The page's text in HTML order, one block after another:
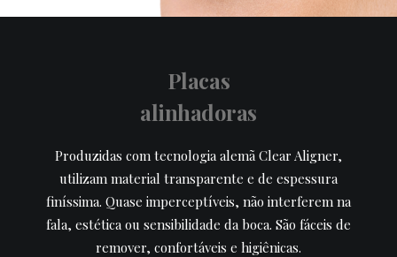
Placas
alinhadoras
Produzidas com tecnologia alemã Clear Aligner,
utilizam material transparente e de espessura
finíssima. Quase imperceptíveis, não interferem na
fala, estética ou sensibilidade da boca. São fáceis de
remover, confortáveis e higiênicas.